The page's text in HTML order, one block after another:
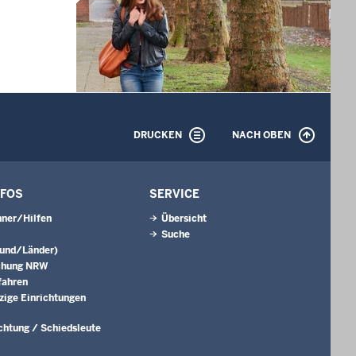
DRUCKEN NACH OBEN
Hilfen
Länder)
NRW
Einrichtungen
/ Schiedsleute
SERVICE
Übersicht
Suche